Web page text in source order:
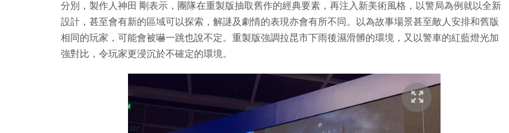
分別，製作人神田 剛表示，團隊在重製版抽取舊作的經典要素，再注入新美術風格，以警局為例就以全新
設計，甚至會有新的區域可以探索，解謎及劇情的表現亦會有所不同。以為故事場景甚至敵人安排和舊版
相同的玩家，可能會被嚇一跳也說不定。重製版強調拉昆市下雨後濕滑髒的環境，又以警車的紅藍燈光加
強對比，令玩家更浸沉於不確定的環境。